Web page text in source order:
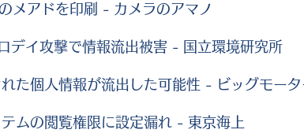
メアドを印刷 - カメラのアマノ
イ攻撃で情報流出被害 - 国立環境研究所
た個人情報が流出した可能性 - ビッグモータ
ムの閲覧権限に設定漏れ - 東京海上